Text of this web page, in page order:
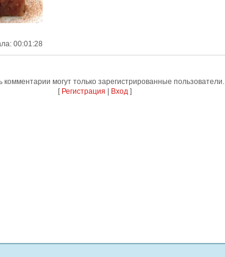
: 00:01:28
комментарии могут только зарегистрированные пользователи.
[ Регистрация Вход]